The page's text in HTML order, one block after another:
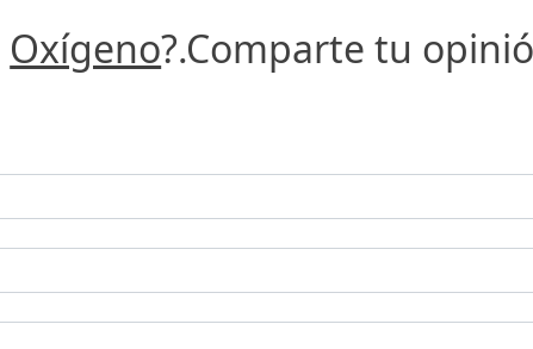
Oxígeno?.Comparte tu